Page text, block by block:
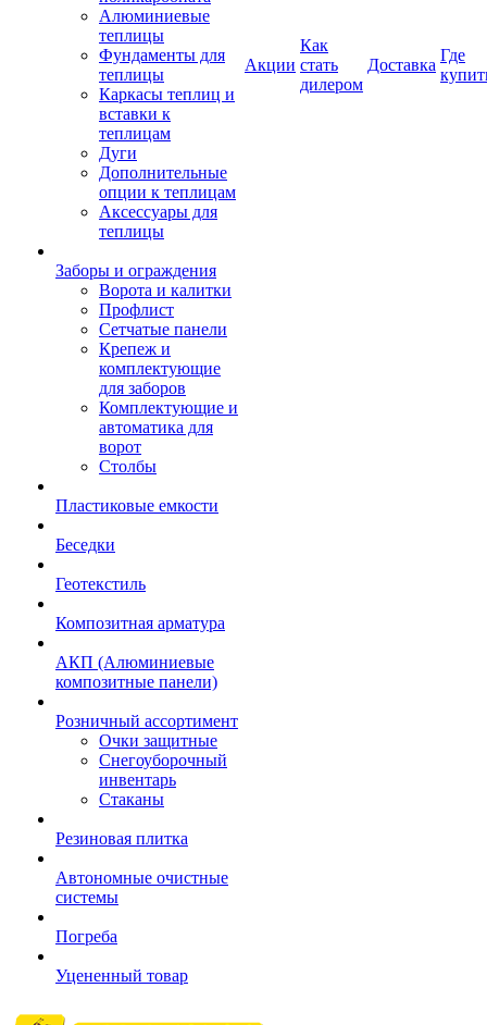
Алюминиевые
теплицы
Фундаменты для
теплицы
Каркасы теплиц и
вставки к
теплицам
Дуги
Дополнительные
опции к теплицам
Аксессуары для
теплицы
Заборы и ограждения
Ворота и калитки
Профлист
Сетчатые панели
Крепеж и
комплектующие
для заборов
Комплектующие и
автоматика для
ворот
Столбы
Пластиковые емкости
Беседки
Геотекстиль
Композитная арматура
АКП (Алюминиевые
композитные панели)
Розничный ассортимент
Очки защитные
Снегоуборочный
инвентарь
Стаканы
Резиновая плитка
Автономные очистные
системы
Погреба
Уцененный товар
Акции
Как
стать
дилером
Доставка
Где